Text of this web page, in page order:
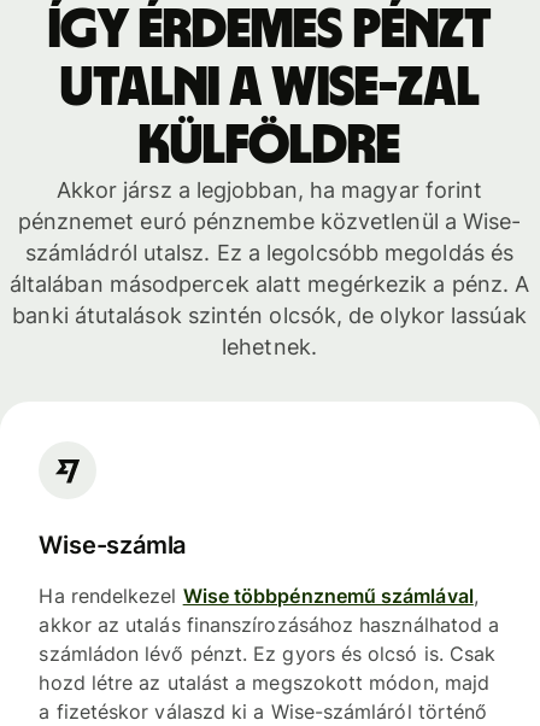
Így érdemes pénzt
utalni a Wise-zal
külföldre
Akkor jársz a legjobban, ha magyar forint
pénznemet euró pénznembe közvetlenül a Wise-
számládról utalsz. Ez a legolcsóbb megoldás és
általában másodpercek alatt megérkezik a pénz. A
banki átutalások szintén olcsók, de olykor lassúak
lehetnek.
Wise-számla
Ha rendelkezel Wise többpénznemű számlával,
akkor az utalás finanszírozásához használhatod a
számládon lévő pénzt. Ez gyors és olcsó is. Csak
hozd létre az utalást a megszokott módon, majd
a fizetéskor válaszd ki a Wise-számláról történő